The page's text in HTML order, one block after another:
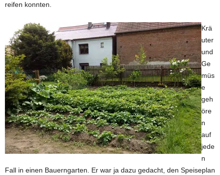
reifen konnten.
Krä
uter
und
Ge
müs
e
geh
öre
n
auf
jede
n
Fall in einen Bauerngarten. Er war ja dazu gedacht, den Speiseplan